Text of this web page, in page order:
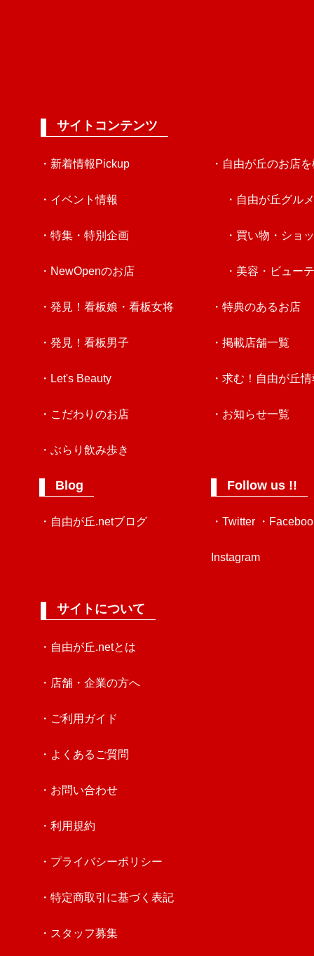
サイトコンテンツ
・新着情報Pickup
・イベント情報
・特集・特別企画
・NewOpenのお店
・発見！看板娘・看板女将
・発見！看板男子
・Let's Beauty
・こだわりのお店
・ぶらり飲み歩き
Blog
・自由が丘.netブログ
・自由が丘のお店
・自由が丘グルメ
・買い物・ショ
・美容・ビュー
・特典のあるお店
・掲載店舗一覧
・求む！自由が丘
・お知らせ一覧
Follow us !!
・Twitter ・
Instagram
サイトについて
・自由が丘.netとは
・店舗・企業の方へ
・ご利用ガイド
・よくあるご質問
・お問い合わせ
・利用規約
・プライバシーポリシー
・特定商取引に基づく表記
・スタッフ募集